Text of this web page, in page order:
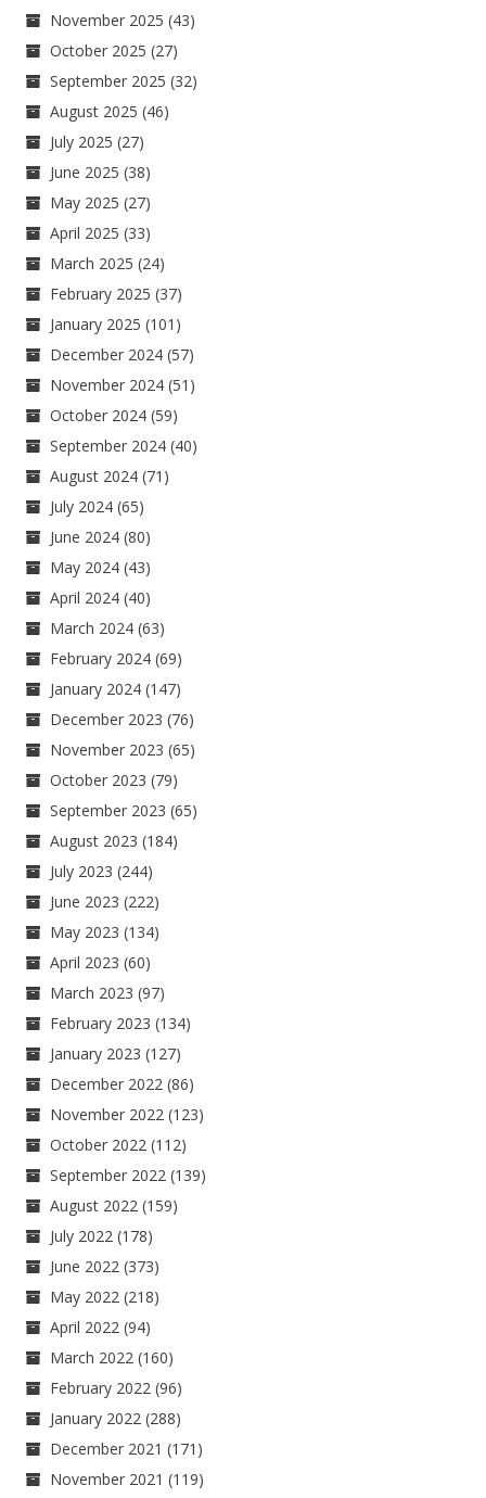
November 2025 (43)
October 2025 (27)
September 2025 (32)
August 2025 (46)
July 2025 (27)
June 2025 (38)
May 2025 (27)
April 2025 (33)
March 2025 (24)
February 2025 (37)
January 2025 (101)
December 2024 (57)
November 2024 (51)
October 2024 (59)
September 2024 (40)
August 2024 (71)
July 2024 (65)
June 2024 (80)
May 2024 (43)
April 2024 (40)
March 2024 (63)
February 2024 (69)
January 2024 (147)
December 2023 (76)
November 2023 (65)
October 2023 (79)
September 2023 (65)
August 2023 (184)
July 2023 (244)
June 2023 (222)
May 2023 (134)
April 2023 (60)
March 2023 (97)
February 2023 (134)
January 2023 (127)
December 2022 (86)
November 2022 (123)
October 2022 (112)
September 2022 (139)
August 2022 (159)
July 2022 (178)
June 2022 (373)
May 2022 (218)
April 2022 (94)
March 2022 (160)
February 2022 (96)
January 2022 (288)
December 2021 (171)
November 2021 (119)